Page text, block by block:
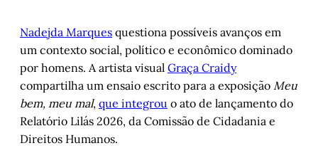
Nadejda Marques questiona possíveis avanços em
um contexto social, político e econômico dominado
por homens. A artista visual Graça Craidy
compartilha um ensaio escrito para a exposição Meu
bem, meu mal, que integrou o ato de lançamento do
Relatório Lilás 2026, da Comissão de Cidadania e
Direitos Humanos.